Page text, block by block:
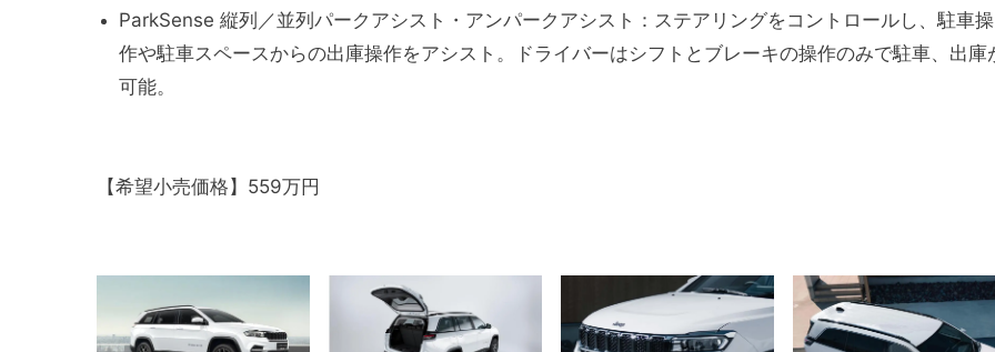
ParkSense 縦列／並列パークアシスト・アンパークアシスト：ステアリングをコントロールし、駐車操
作や駐車スペースからの出庫操作をアシスト。ドライバーはシフトとブレーキの操作のみで駐車、出庫
可能。
【希望小売価格】559万円